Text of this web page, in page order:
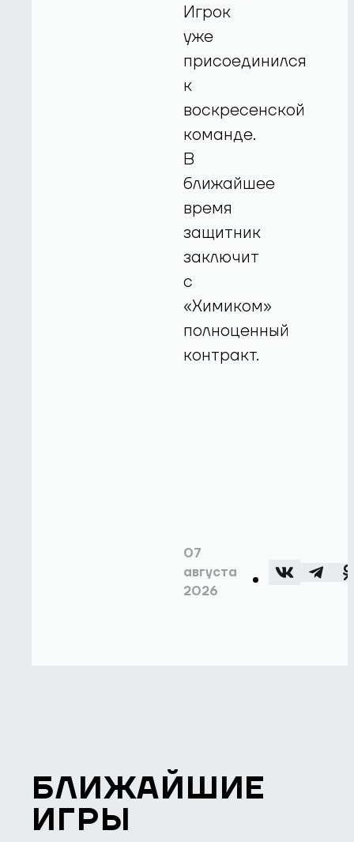
Игрок
уже
присоединился
к
воскресенской
команде.
В
ближайшее
время
защитник
заключит
с
«Химиком»
полноценный
контракт.
07
августа
2026
БЛИЖАЙШИЕ
ИГРЫ